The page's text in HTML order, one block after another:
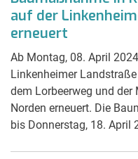
auf der
erneuert
Ab Montag, 08. April
Linkenheimer
dem Lorbeerweg und
Norden erneuert. Die
bis Donnerstag, 18. April